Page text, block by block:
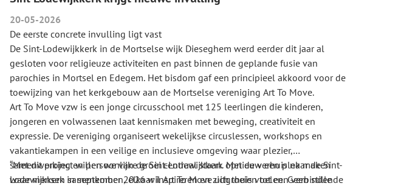
20-05-2026
De eerste concrete invulling ligt vast
De Sint-Lodewijkkerk in de Mortselse wijk Dieseghem werd eerder dit jaar al
gesloten voor religieuze activiteiten en past binnen de geplande fusie van
parochies in Mortsel en Edegem. Het bisdom gaf een principieel akkoord voor de
toewijzing van het kerkgebouw aan de Mortselse vereniging Art To Move.
Art To Move vzw is een jonge circusschool met 125 leerlingen die kinderen,
jongeren en volwassenen laat kennismaken met beweging, creativiteit en
expressie. De vereniging organiseert wekelijkse circuslessen, workshops en
vakantiekampen in een veilige en inclusieve omgeving waar plezier,
samenwerking en persoonlijke groei centraal staan. Met de verhuis naar de Sint-
Lodewijkkerk in september 2026 wil Art To Move uitgroeien tot een verbindende
“Met dit project willen we van de Sint-Lodewijkkerk opnieuw een plek maken
waar mensen samenkomen, elkaar inspireren en zich thuis voelen. Geen stille